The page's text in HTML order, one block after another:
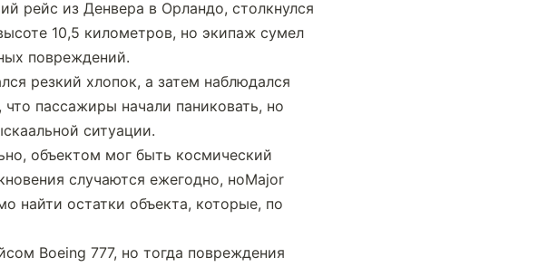
рейс из Денвера в Орландо, столкнулся
10,5 километров, но экипаж сумел
повреждений.
резкий хлопок, а затем наблюдался
пассажиры начали паниковать, но
ситуации.
объектом мог быть космический
случаются ежегодно, ноMajor
найти остатки объекта, которые, по
Boeing 777, но тогда повреждения